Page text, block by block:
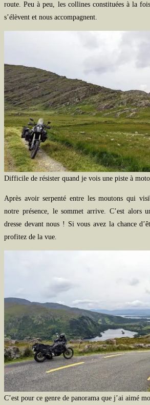
route. Peu à peu, les collines constituées à la
s’élèvent et nous accompagnent.
Difficile de résister quand je vois une piste à
Après avoir serpenté entre les moutons qui
notre présence, le sommet arrive. C’est alors
dresse devant nous ! Si vous avez la chance
profitez de la vue.
C’est pour ce genre de panorama que j’ai aimé